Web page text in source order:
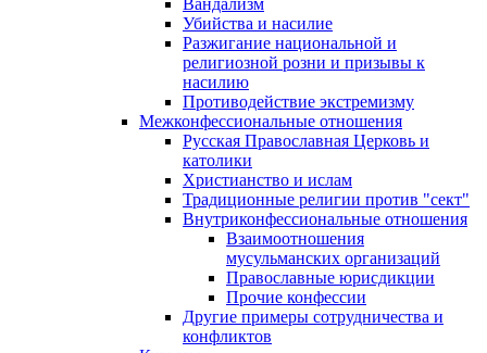
Вандализм
Убийства и насилие
Разжигание национальной и
религиозной розни и призывы к
насилию
Противодействие экстремизму
Межконфессиональные отношения
Русская Православная Церковь и
католики
Христианство и ислам
Традиционные религии против "сект"
Внутриконфессиональные отношения
Взаимоотношения
мусульманских организаций
Православные юрисдикции
Прочие конфессии
Другие примеры сотрудничества и
конфликтов